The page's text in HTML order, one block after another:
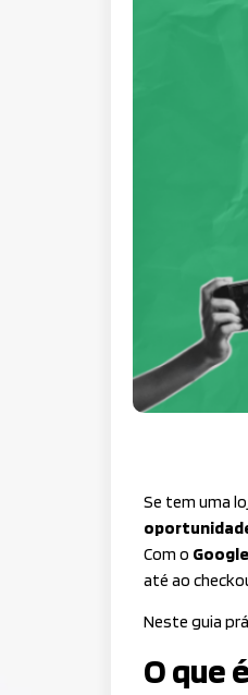
Se tem uma
Com o
até ao
Neste guia
O que